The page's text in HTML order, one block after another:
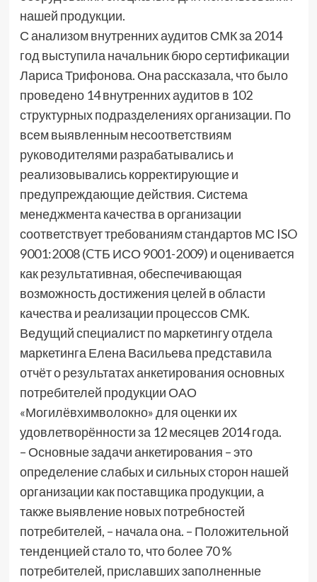
нашей продукции.
С анализом внутренних аудитов СМК за 2014
год выступила начальник бюро сертификации
Лариса Трифонова. Она рассказала, что было
проведено 14 внутренних аудитов в 102
структурных подразделениях организации. По
всем выявленным несоответствиям
руководителями разрабатывались и
реализовывались корректирующие и
предупреждающие действия. Система
менеджмента качества в организации
соответствует требованиям стандартов МС ISO
9001:2008 (CТБ ИСО 9001-2009) и оценивается
как результативная, обеспечивающая
возможность достижения целей в области
качества и реализации процессов СМК.
Ведущий специалист по маркетингу отдела
маркетинга Елена Васильева представила
отчёт о результатах анкетирования основных
потребителей продукции ОАО
«Могилёвхимволокно» для оценки их
удовлетворённости за 12 месяцев 2014 года.
– Основные задачи анкетирования – это
определение слабых и сильных сторон нашей
организации как поставщика продукции, а
также выявление новых потребностей
потребителей, – начала она. – Положительной
тенденцией стало то, что более 70 %
потребителей, приславших заполненные